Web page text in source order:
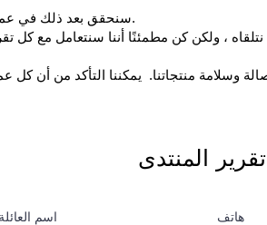
سنحقق بعد ذلك في عملية البيع المبلغ عنها ونتخذ الإجراء المناسب.
تقرير المنتدى
اسم العائلة هاتف